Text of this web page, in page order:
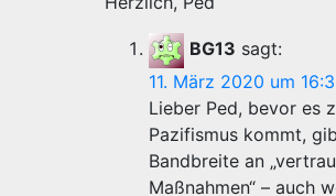
BG13 sagt:
11. März 2020 um
Lieber Ped, bevor es
Pazifismus kommt,
Bandbreite an
Maßnahmen“ – auch